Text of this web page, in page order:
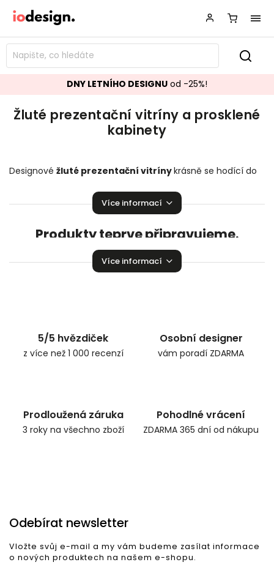
DNY LETNÍHO DESIGNU od -25%!
Žluté prezentační vitríny a prosklené
kabinety
Designové žluté prezentační vitrínykrásně se hodící do
zaručeně pozvednou úroveň vaší domácnosti!
Více informací
Produkty teprve připravujeme.
Můžete se ale podívat na ostatní kategorie.
Více informací
5/5 hvězdiček
z více než 1 000 recenzí
Osobní designer
vám poradí ZDARMA
Prodloužená záruka
3 roky na všechno zboží
Pohodlné vrácení
ZDARMA 365 dní od nákupu
Odebírat newsletter
Vložte svůj e-mail a my vám budeme zasílat informace
o nových produktech na našem e-shopu.